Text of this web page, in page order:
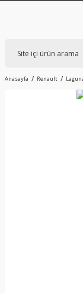
Anasayfa Renault